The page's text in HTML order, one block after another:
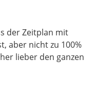
der Zeitplan mit
aber nicht zu 100%
lieber den ganzen